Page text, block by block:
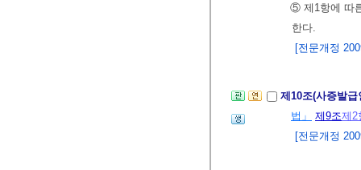
⑤ 제1항에 따
한다.
[전문개정
제10조(사증발
법」
제9조제2
[전문개정